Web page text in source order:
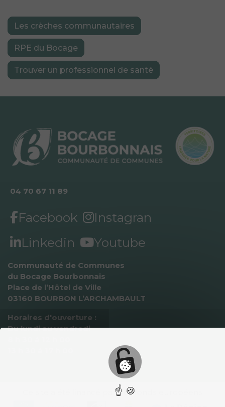
Les crèches communautaires
RPE du Bocage
Trouver un professionnel de santé
04 70 67 11 89
Facebook
Instagran
Linkedin
Youtube
Communauté de Communes
du Bocage Bourbonnais
Place de l’Hôtel de Ville
03160 BOURBON L’ARCHAMBAULT
Horaires d'ouverture :
Du lundi au vendredi
Ce site a été ﬁnancé par des fonds européens
☝ 🍪